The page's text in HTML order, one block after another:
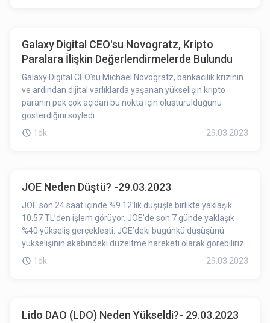
Galaxy Digital CEO'su Novogratz, Kripto
Paralara İlişkin Değerlendirmelerde Bulundu
Galaxy Digital CEO'su Michael Novogratz, bankacılık krizinin
ve ardından dijital varlıklarda yaşanan yükselişin kripto
paranın pek çok açıdan bu nokta için oluşturulduğunu
gösterdiğini söyledi.
1dk
29.03.2023
JOE Neden Düştü? -29.03.2023
JOE son 24 saat içinde %9.12’lik düşüşle birlikte yaklaşık
10.57 TL’den işlem görüyor. JOE’de son 7 günde yaklaşık
%40 yükseliş gerçekleşti. JOE’deki bugünkü düşüşünü
yükselişinin akabindeki düzeltme hareketi olarak görebiliriz.
1dk
29.03.2023
Lido DAO (LDO) Neden Yükseldi?- 29.03.2023